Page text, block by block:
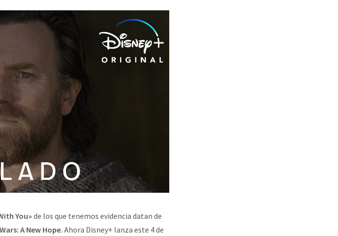
You»de los que tenemos evidencia datan de
A New Hope.Ahora Disney+ lanza este 4 de